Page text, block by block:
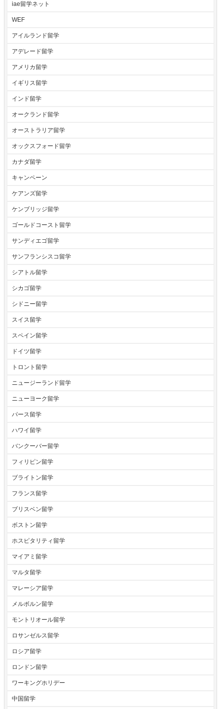
iae留学ネット
WEF
アイルランド留学
アデレード留学
アメリカ留学
イギリス留学
インド留学
オークランド留学
オーストラリア留学
オックスフォード留学
カナダ留学
キャンペーン
ケアンズ留学
ケンブリッジ留学
ゴールドコースト留学
サンディエゴ留学
サンフランシスコ留学
シアトル留学
シカゴ留学
シドニー留学
スイス留学
スペイン留学
ドイツ留学
トロント留学
ニュージーランド留学
ニューヨーク留学
パース留学
ハワイ留学
バンクーバー留学
フィリピン留学
ブライトン留学
フランス留学
ブリスベン留学
ボストン留学
ホスピタリティ留学
マイアミ留学
マルタ留学
マレーシア留学
メルボルン留学
モントリオール留学
ロサンゼルス留学
ロシア留学
ロンドン留学
ワーキングホリデー
中国留学